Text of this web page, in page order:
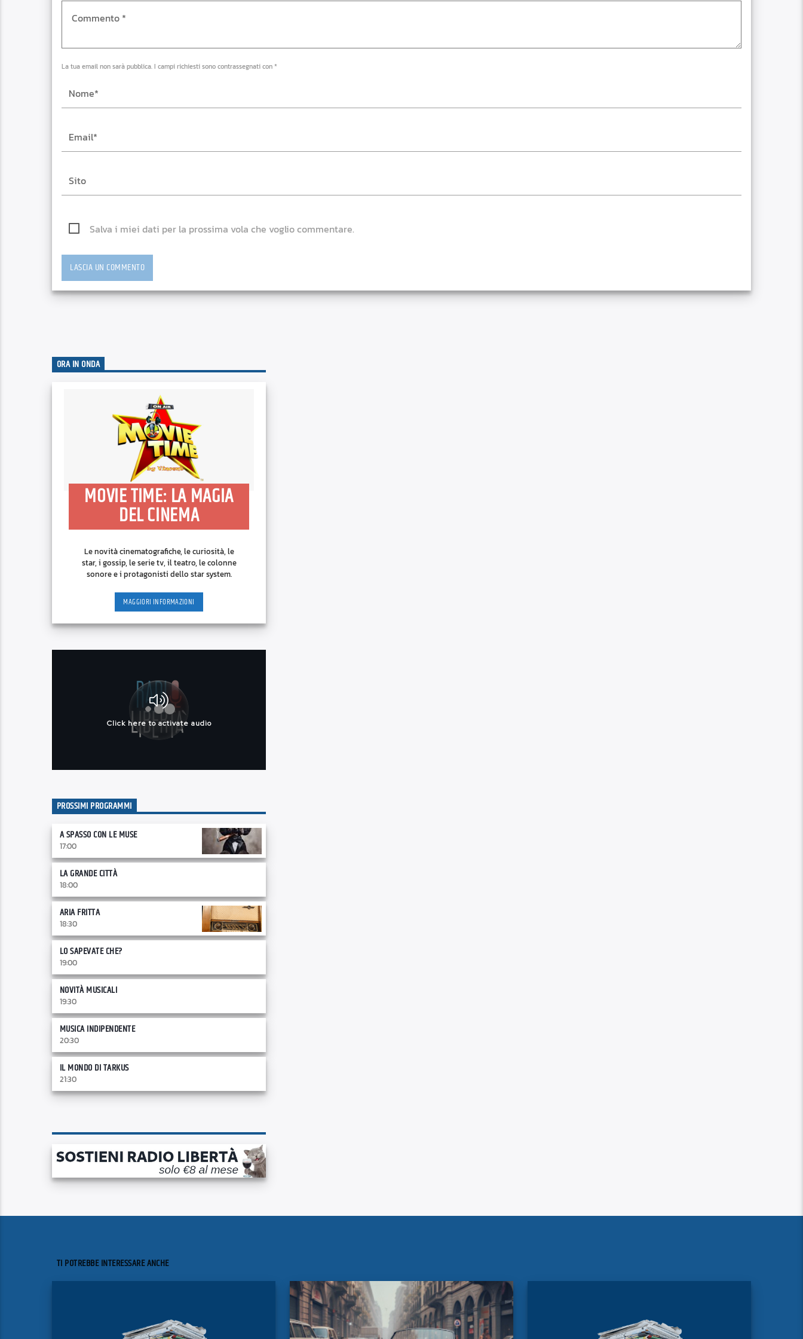
La tua email non sarà pubblica. I campi richiesti sono contrassegnati con *
Salva i miei dati per la prossima vola che voglio commentare.
ORA IN ONDA
MOVIE TIME: LA MAGIA
DEL CINEMA
Le novità cinematografiche, le curiosità, le
star, i gossip, le serie tv, il teatro, le colonne
sonore e i protagonisti dello star system.
MAGGIORI INFORMAZIONI
PROSSIMI PROGRAMMI
A SPASSO CON LE MUSE
17:00
LA GRANDE CITTÀ
18:00
ARIA FRITTA
18:30
LO SAPEVATE CHE?
19:00
NOVITÀ MUSICALI
19:30
MUSICA INDIPENDENTE
20:30
IL MONDO DI TARKUS
21:30
TI POTREBBE INTERESSARE ANCHE